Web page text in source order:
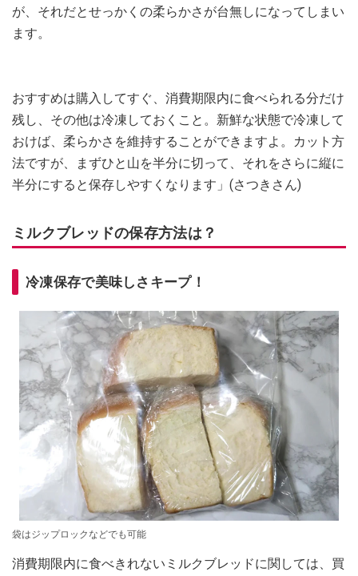
が、それだとせっかくの柔らかさが台無しになってしまい
ます。
おすすめは購入してすぐ、消費期限内に食べられる分だけ
残し、その他は冷凍しておくこと。新鮮な状態で冷凍して
おけば、柔らかさを維持することができますよ。カット方
法ですが、まずひと山を半分に切って、それをさらに縦に
半分にすると保存しやすくなります」(さつきさん)
ミルクブレッドの保存方法は？
冷凍保存で美味しさキープ！
袋はジップロックなどでも可能
消費期限内に食べきれないミルクブレッドに関しては、買